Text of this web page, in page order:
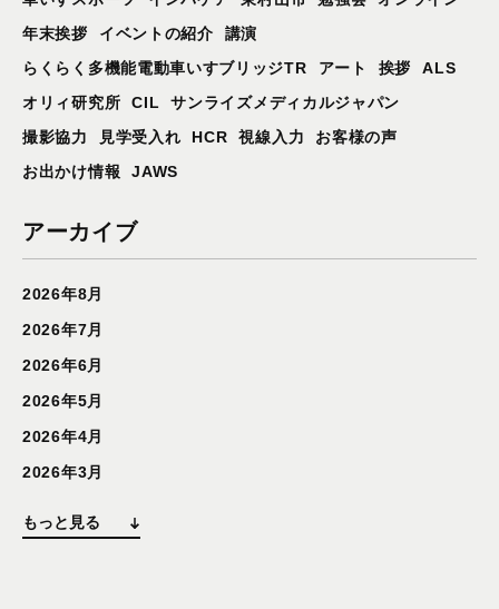
年末挨拶
イベントの紹介
講演
らくらく多機能電動車いすブリッジTR
アート 挨拶
ALS
オリィ研究所
CIL
サンライズメディカルジャパン
撮影協力
見学受入れ HCR 視線入力
お客様の声
お出かけ情報
JAWS
アーカイブ
2026年8月
2026年7月
2026年6月
2026年5月
2026年4月
2026年3月
もっと見る